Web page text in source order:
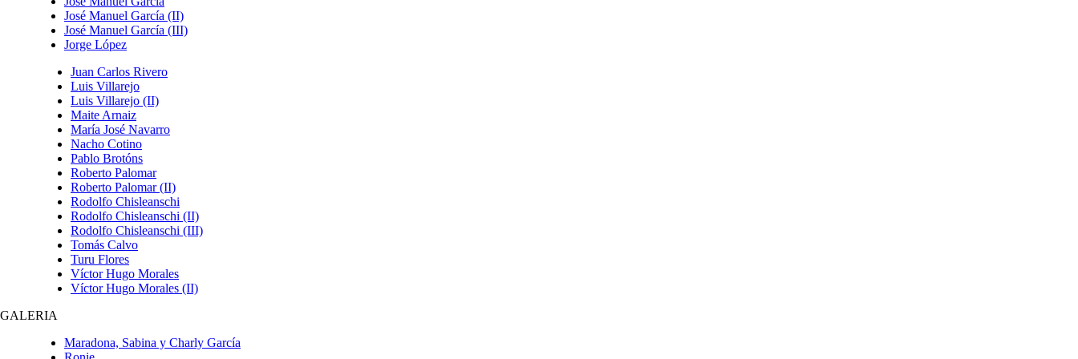
José Manuel García (II)
José Manuel García (III)
Jorge López
Juan Carlos Rivero
Luis Villarejo
Luis Villarejo (II)
Maite Arnaiz
María José Navarro
Nacho Cotino
Pablo Brotóns
Roberto Palomar
Roberto Palomar (II)
Rodolfo Chisleanschi
Rodolfo Chisleanschi (II)
Rodolfo Chisleanschi (III)
Tomás Calvo
Turu Flores
Víctor Hugo Morales
Víctor Hugo Morales (II)
GALERIA
Maradona, Sabina y Charly García